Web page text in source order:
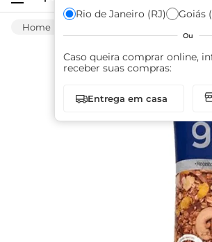
Rio de Janeiro (RJ) Goiás
Ou
Caso queira comprar online,
receber suas compras:
Entrega em casa